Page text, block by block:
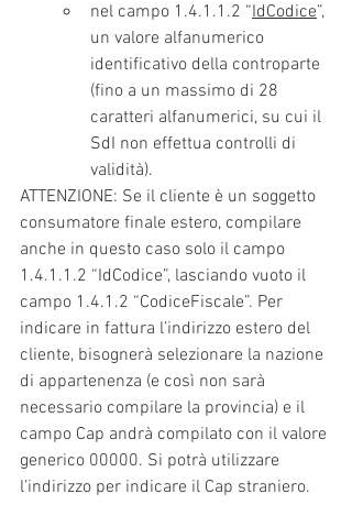
nel campo 1.4.1.1.2 “IdCodice”,
un valore alfanumerico
identificativo della controparte
(fino a un massimo di 28
caratteri alfanumerici, su cui il
SdI non effettua controlli di
validità).
ATTENZIONE: Se il cliente è un soggetto
consumatore finale estero, compilare
anche in questo caso solo il campo
1.4.1.1.2 “IdCodice”, lasciando vuoto il
campo 1.4.1.2 “CodiceFiscale”. Per
indicare in fattura l’indirizzo estero del
cliente, bisognerà selezionare la nazione
di appartenenza (e così non sarà
necessario compilare la provincia) e il
campo Cap andrà compilato con il valore
generico 00000. Si potrà utilizzare
l’indirizzo per indicare il Cap straniero.